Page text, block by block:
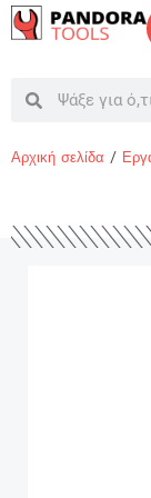
Μετάβαση
στο
SearchSearch
Αρχική σελίδα /